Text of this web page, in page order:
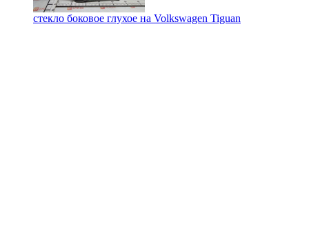
стекло боковое глухое на Volkswagen Tiguan